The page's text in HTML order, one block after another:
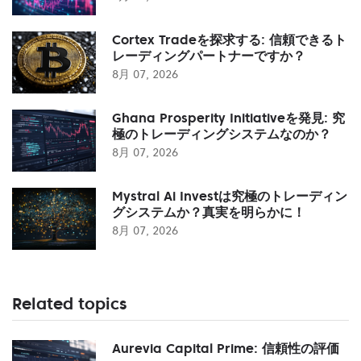
Cortex Tradeを探求する: 信頼できるト
レーディングパートナーですか？
8月 07, 2026
Ghana Prosperity Initiativeを発見: 究
極のトレーディングシステムなのか？
8月 07, 2026
Mystral Ai Investは究極のトレーディン
グシステムか？真実を明らかに！
8月 07, 2026
Related topics
Aurevia Capital Prime: 信頼性の評価